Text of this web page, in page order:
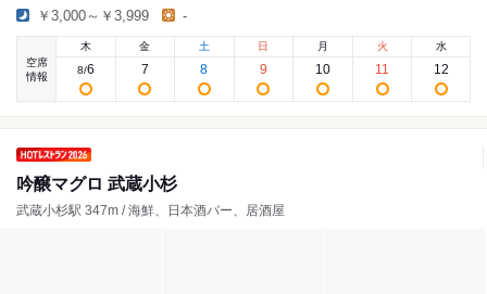
￥3,000～￥3,999 -
空席
情報
木
8/6
金
7
土
8
日
9
月
10
火
11
水
12
吟醸マグロ 武蔵小杉
武蔵小杉駅 347m / 海鮮、日本酒バー、居酒屋